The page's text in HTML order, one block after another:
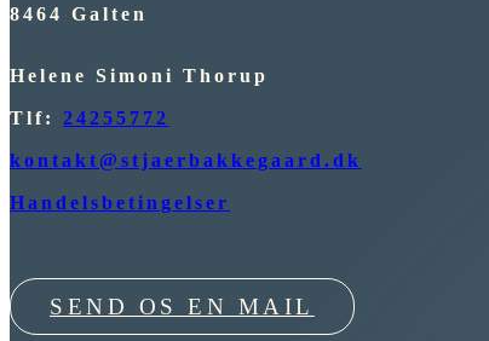
8464 Galten
Helene Simoni Thorup
Tlf: 24255772
kontakt@stjaerbakkegaard.dk
Handelsbetingelser
SEND OS EN MAIL